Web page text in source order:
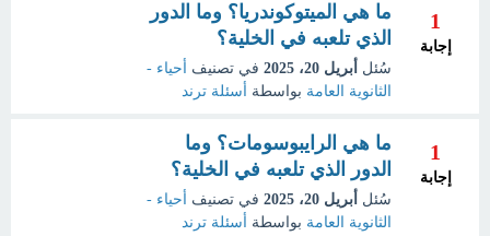
1
إجابة
ما هي الميتوكوندريا؟ وما الدور
الذي تلعبه في الخلية؟
سُئل أبريل 20، 2025 في تصنيف
أحياء -
الثانوية العامة بواسطة أسئلة ترند
1
إجابة
ما هي الرايبوسومات؟ وما
الدور الذي تلعبه في الخلية؟
سُئل أبريل 20، 2025 في تصنيف
أحياء -
الثانوية العامة بواسطة أسئلة ترند